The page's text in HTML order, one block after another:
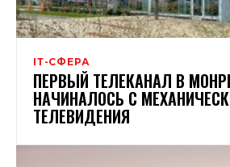
ІТ-СФЕРА
ПЕРВЫЙ ТЕЛЕКАНАЛ В
НАЧИНАЛОСЬ С
ТЕЛЕВИДЕНИЯ